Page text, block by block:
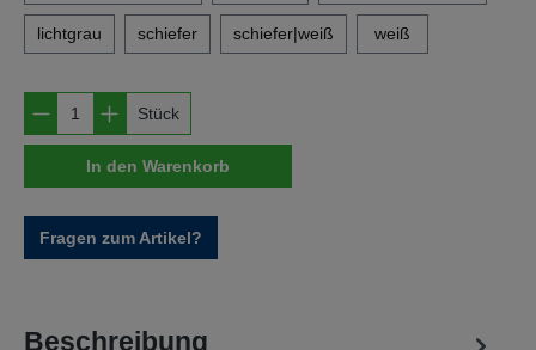
lichtgrau schiefer schiefer|weiß weiß
Produkt Anzahl: Gib den gewünschten
Stück
In den Warenkorb
Fragen zum Artikel?
Beschreibung